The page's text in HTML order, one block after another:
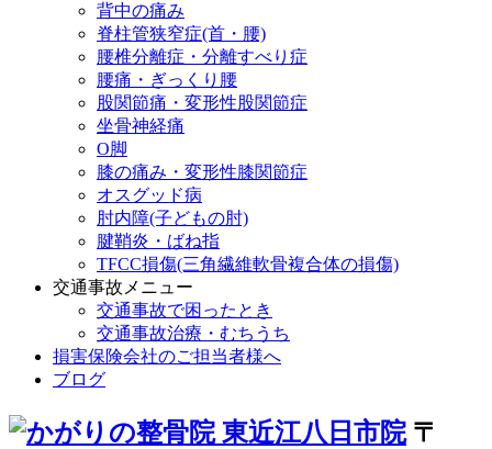
背中の痛み
脊柱管狭窄症(首・腰)
腰椎分離症・分離すべり症
腰痛・ぎっくり腰
股関節痛・変形性股関節症
坐骨神経痛
O脚
膝の痛み・変形性膝関節症
オスグッド病
肘内障(子どもの肘)
腱鞘炎・ばね指
TFCC損傷(三角繊維軟骨複合体の損傷)
交通事故メニュー
交通事故で困ったとき
交通事故治療・むちうち
損害保険会社のご担当者様へ
ブログ
〒